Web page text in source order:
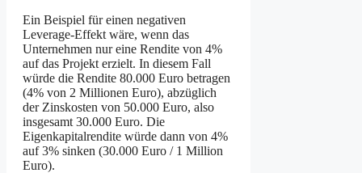
Ein Beispiel für einen negativen
Leverage-Effekt wäre, wenn das
Unternehmen nur eine Rendite von 4%
auf das Projekt erzielt. In diesem Fall
würde die Rendite 80.000 Euro betragen
(4% von 2 Millionen Euro), abzüglich
der Zinskosten von 50.000 Euro, also
insgesamt 30.000 Euro. Die
Eigenkapitalrendite würde dann von 4%
auf 3% sinken (30.000 Euro / 1 Million
Euro).